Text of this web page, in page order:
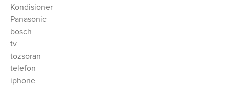
Kondisioner
Panasonic
bosch
tv
tozsoran
telefon
iphone